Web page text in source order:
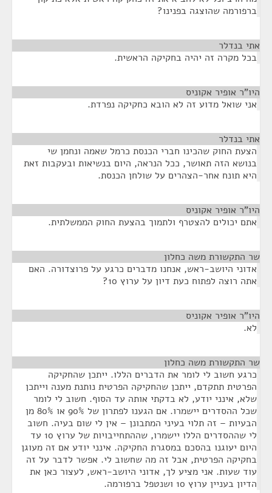
ברפורמה שהוצגה בפנינו?
אתי בנדלר
בכל מקרה זה יהיה בחקיקה הראשית.
היו"ר אופיר אקוניס
אני שואל מדוע זה לא הובא כחקיקה נפרדת.
אתי בנדלר
הצעת החוק שהכינו חברי הכנסת כרמל שאמה ונחמן שי
בנושא הזה תאושר, ככל הנראה, היום בנשיאות ובעקבות זאת
היא תונח אחר-הצהרים על שולחן הכנסת.
היו"ר אופיר אקוניס
אתם יכולים להצטרף ולתמוך בהצעת החוק הממשלתית.
שר התקשורת משה כחלון
אדוני היושב-ראש, אנחנו מדברים כרגע על פרוצדורה. האם
אתה רוצה לפתוח כעת דיון על ערוץ 10?
היו"ר אופיר אקוניס
לא.
שר התקשורת משה כחלון
כרגע חשוב לי לומר את הדברים הללו. ייתכן שהחקיקה
הפרטית תתקדם, ייתכן שהחקיקה הפרטית נותנת מענה וייתכן
שלא, אינני יודע, לא בדקתי אותה עד הסוף. חשוב לי לומר
שכל ההסדרים יישמרו. אם הגענו לפתרון של 90% או 80% מן
הבעיות – זה תלוי בעיני המתבונן – אין לי שום בעיה. חשוב
לי שההסדרים הללו יישמרו, שההתחייבויות של ערוץ 10 עד
היום יעוגנו בהסכם במסגרת החקיקה. אינני יודע אם זה מעוגן
בחקיקה הפרטית, אבל זה מה שחשוב לי. אפשר לדבר על זה
עוד שעות. אני מציע לך, אדוני היושב-ראש, לעצור כאן את
הדיון בעניין ערוץ 10 ושנטפל ברפורמה.